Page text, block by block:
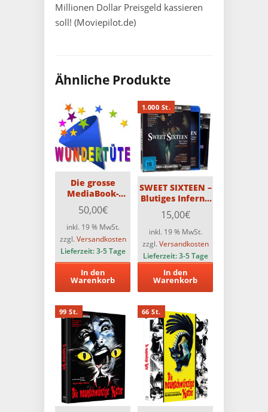
Millionen Dollar Preisgeld kassieren
soll! (Moviepilot.de)
Ähnliche Produkte
Die grosse
MediaBook-
Wundertüte mit
3 MediaBooks
50,00€
inkl. 19 % MwSt.
zzgl. Versandkosten
Lieferzeit:3-5 Tage
In den
Warenkorb
1.000 St.
SWEET SIXTEEN –
Blutiges Inferno
3-Disc PCE-
Edition (Blu-ray +
2 x DVD)
Limitiert auf
1000 Stück
15,00€
inkl. 19 % MwSt.
zzgl. Versandkosten
Lieferzeit:3-5 Tage
In den
Warenkorb
99 St. 66 St.